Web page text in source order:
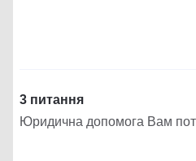
3 питання
Юридична допомога Вам